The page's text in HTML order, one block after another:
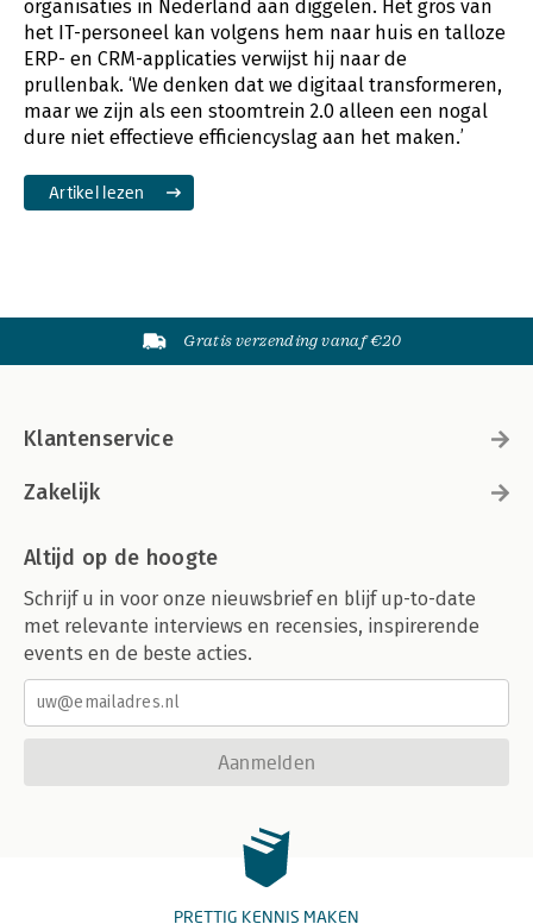
organisaties in Nederland aan diggelen. Het gros van
het IT-personeel kan volgens hem naar huis en talloze
ERP- en CRM-applicaties verwijst hij naar de
prullenbak. ‘We denken dat we digitaal transformeren,
maar we zijn als een stoomtrein 2.0 alleen een nogal
dure niet effectieve efficiencyslag aan het maken.’
Artikel lezen
Gratis verzending vanaf €20
Klantenservice
Zakelijk
Altijd op de hoogte
Schrijf u in voor onze nieuwsbrief en blijf up-to-date
met relevante interviews en recensies, inspirerende
events en de beste acties.
Aanmelden
PRETTIG KENNIS MAKEN